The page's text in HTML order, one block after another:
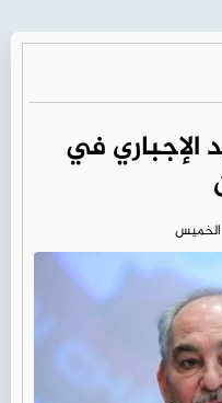
الإجباري في